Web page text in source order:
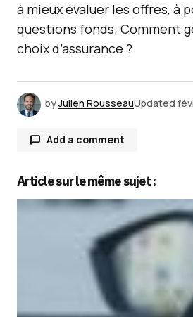
à mieux évaluer les offres, à
questions fonds. Comment
choix d’assurance ?
byJulien RousseauUpdated
Add a comment
Votre adresse e-mail ne sera
champs obligatoires sont
Comment*
Article sur le même sujet :